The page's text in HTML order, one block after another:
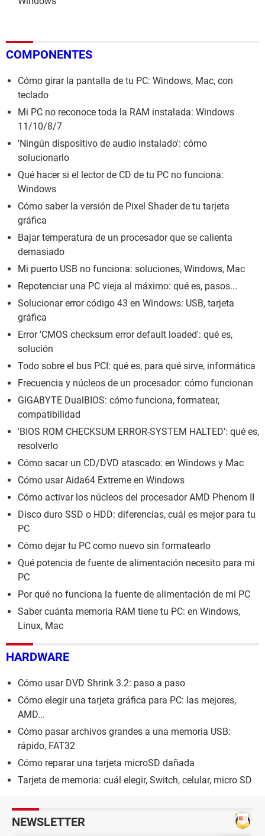
COMPONENTES
Cómo girar la pantalla de tu PC: Windows, Mac, con
teclado
Mi PC no reconoce toda la RAM instalada: Windows
11/10/8/7
'Ningún dispositivo de audio instalado': cómo
solucionarlo
Qué hacer si el lector de CD de tu PC no funciona:
Windows
Cómo saber la versión de Pixel Shader de tu tarjeta
gráfica
Bajar temperatura de un procesador que se calienta
demasiado
Mi puerto USB no funciona: soluciones, Windows, Mac
Repotenciar una PC vieja al máximo: qué es, pasos...
Solucionar error código 43 en Windows: USB, tarjeta
gráfica
Error 'CMOS checksum error default loaded': qué es,
solución
Todo sobre el bus PCI: qué es, para qué sirve, informática
Frecuencia y núcleos de un procesador: cómo funcionan
GIGABYTE DualBIOS: cómo funciona, formatear,
compatibilidad
'BIOS ROM CHECKSUM ERROR-SYSTEM HALTED': qué es,
resolverlo
Cómo sacar un CD/DVD atascado: en Windows y Mac
Cómo usar Aida64 Extreme en Windows
Cómo activar los núcleos del procesador AMD Phenom II
Disco duro SSD o HDD: diferencias, cuál es mejor para tu
PC
Cómo dejar tu PC como nuevo sin formatearlo
Qué potencia de fuente de alimentación necesito para mi
PC
Por qué no funciona la fuente de alimentación de mi PC
Saber cuánta memoria RAM tiene tu PC: en Windows,
Linux, Mac
HARDWARE
Cómo usar DVD Shrink 3.2: paso a paso
Cómo elegir una tarjeta gráfica para PC: las mejores,
AMD...
Cómo pasar archivos grandes a una memoria USB:
rápido, FAT32
Cómo reparar una tarjeta microSD dañada
Tarjeta de memoria: cuál elegir, Switch, celular, micro SD
NEWSLETTER